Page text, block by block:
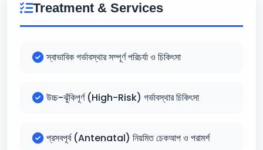
Treatment & Services
স্বাভাবিক গর্ভাবস্থার সম্পূর্ণ পরিচর্যা ও চিকিৎসা
উচ্চ-ঝুঁকিপূর্ণ (High-Risk) গর্ভাবস্থার চিকিৎসা
প্রসবপূর্ব (Antenatal) নিয়মিত চেকআপ ও পরামর্শ